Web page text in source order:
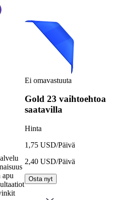
apu
Ei omavastuuta
Gold 23 vaihtoehtoa
saatavilla
Hinta
1,75 USD/Päivä
2,40 USD/Päivä
Osta nyt